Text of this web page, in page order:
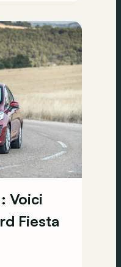
son
Voici
Fiesta